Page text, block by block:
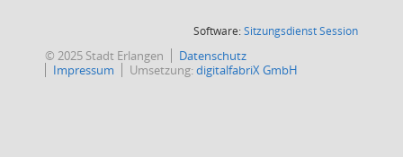
Software:SitzungsdienstSession(Wird in
© 2025 Stadt Erlangen
Datenschutz
Impressum
Umsetzung:digitalfabriX GmbH